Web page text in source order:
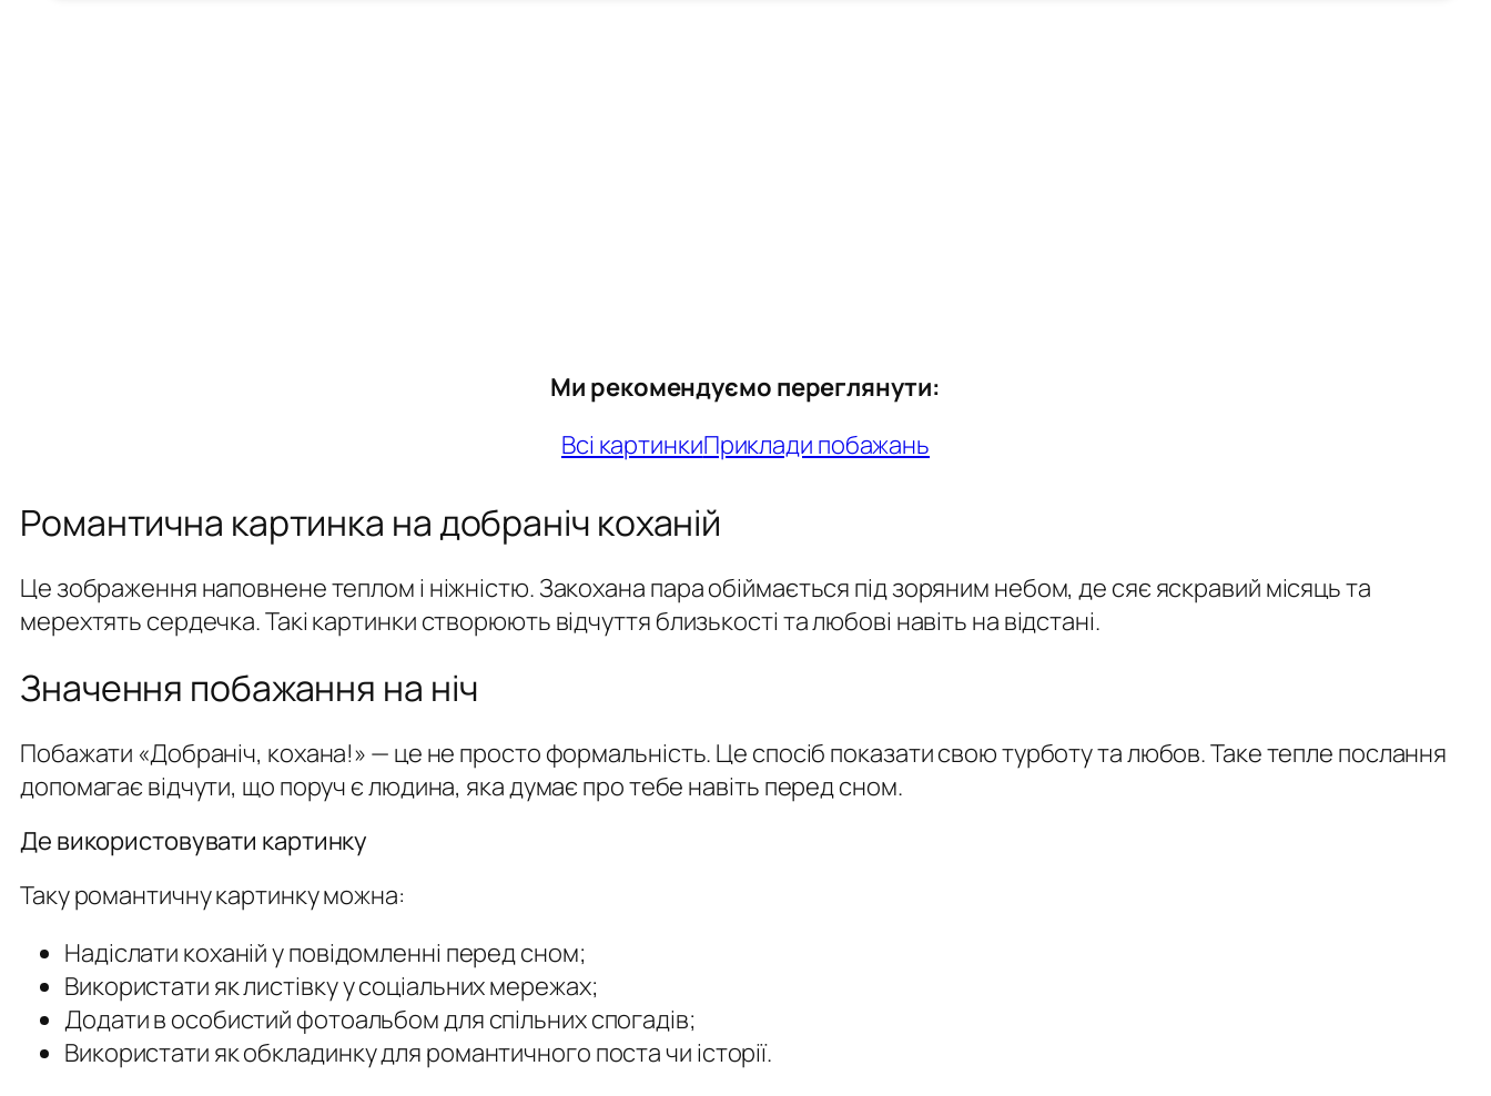
Ми рекомендуємо переглянути:
Всі картинкиПриклади побажань
Романтична картинка на добраніч коханій
Це зображення наповнене теплом і ніжністю. Закохана пара обіймається під зоряним небом, де сяє яскравий місяць та
мерехтять сердечка. Такі картинки створюють відчуття близькості та любові навіть на відстані.
Значення побажання на ніч
Побажати «Добраніч, кохана!» — це не просто формальність. Це спосіб показати свою турботу та любов. Таке тепле послання
допомагає відчути, що поруч є людина, яка думає про тебе навіть перед сном.
Де використовувати картинку
Таку романтичну картинку можна:
Надіслати коханій у повідомленні перед сном;
Використати як листівку у соціальних мережах;
Додати в особистий фотоальбом для спільних спогадів;
Використати як обкладинку для романтичного поста чи історії.